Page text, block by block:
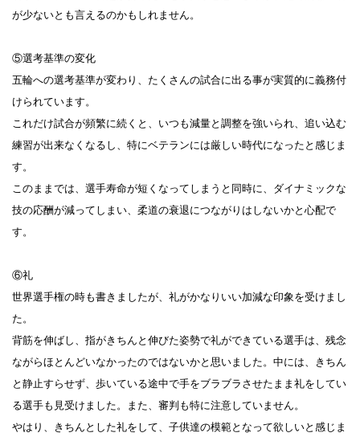
が少ないとも言えるのかもしれません。
⑤選考基準の変化
五輪への選考基準が変わり、たくさんの試合に出る事が実質的に義務付
けられています。
これだけ試合が頻繁に続くと、いつも減量と調整を強いられ、追い込む
練習が出来なくなるし、特にベテランには厳しい時代になったと感じま
す。
このままでは、選手寿命が短くなってしまうと同時に、ダイナミックな
技の応酬が減ってしまい、柔道の衰退につながりはしないかと心配で
す。
⑥礼
世界選手権の時も書きましたが、礼がかなりいい加減な印象を受けまし
た。
背筋を伸ばし、指がきちんと伸びた姿勢で礼ができている選手は、残念
ながらほとんどいなかったのではないかと思いました。中には、きちん
と静止すらせず、歩いている途中で手をブラブラさせたまま礼をしてい
る選手も見受けました。また、審判も特に注意していません。
やはり、きちんとした礼をして、子供達の模範となって欲しいと感じま